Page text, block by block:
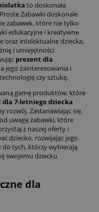
to doskonała
Zabawki doskonale
zabawek, które nie tylko
edukacyjne i kreatywne
oraz intelektualne dziecka,
i umiejętności
prezent dla
jego zainteresowania i
czy sztukę.
gamę produktów, które
7-letniego dziecka
rozwój. Zastanawiając się,
uwagę zabawki, które
z naszej oferty i
dziecko, rozwijając jego
do tych, którzy wybierają
swojemu dziecku
dla